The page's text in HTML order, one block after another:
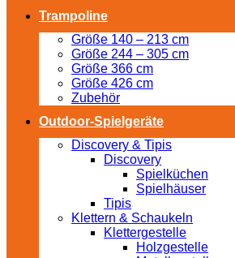
Trampoline
Größe 140 – 213 cm
Größe 244 – 305 cm
Größe 366 cm
Größe 426 cm
Zubehör
Outdoor-Spielgeräte
Discovery & Tipis
Discovery
Spielküchen
Spielhäuser
Tipis
Klettern & Schaukeln
Klettergestelle
Holzgestelle